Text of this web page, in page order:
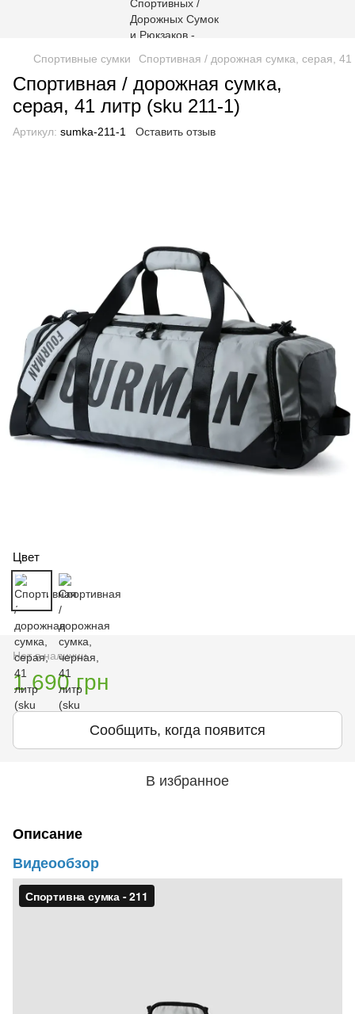
Спортивные сумки Спортивная / дорожная сумка, серая,
Спортивная / дорожная сумка,
серая, 41 литр (sku 211-1)
Артикул: sumka-211-1 Оставить отзыв
Цвет
Нет в наличии
1 690 грн
Сообщить, когда появится
В избранное
Описание
Видеообзор